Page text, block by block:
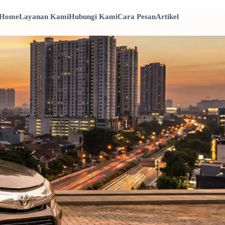
Layanan KamiHubungi KamiCara PesanArtikel